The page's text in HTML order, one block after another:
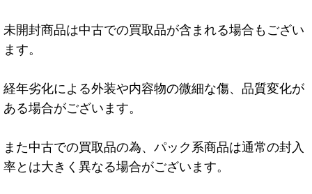
未開封商品は中古での買取品が含まれる場合もござい
ます。
経年劣化による外装や内容物の微細な傷、品質変化が
ある場合がございます。
また中古での買取品の為、パック系商品は通常の封入
率とは大きく異なる場合がございます。